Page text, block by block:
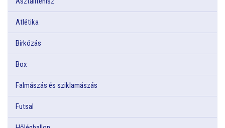
Atlétika
Birkózás
Box
Falmászás és sziklamászás
Futsal